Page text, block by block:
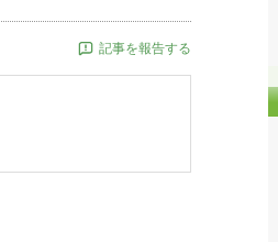
記事を報告する